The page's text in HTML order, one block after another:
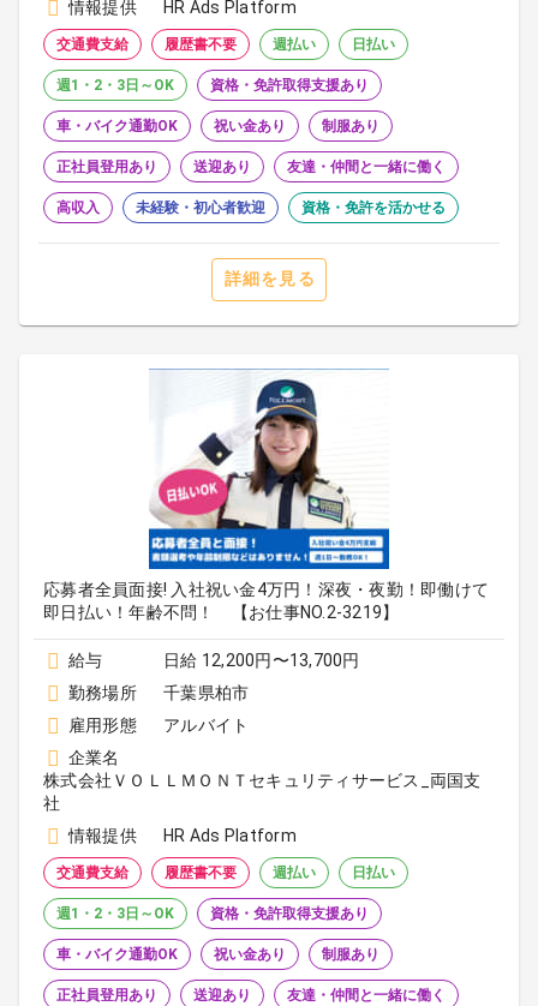
情報提供 HR Ads Platform
交通費支給 履歴書不要 週払い 日払い
週1・2・3日～OK 資格・免許取得支援あり
車・バイク通勤OK 祝い金あり 制服あり
正社員登用あり 送迎あり 友達・仲間と一緒に働く
高収入 未経験・初心者歓迎 資格・免許を活かせる
詳細を見る
応募者全員面接! 入社祝い金4万円！深夜・夜勤！即働けて
即日払い！年齢不問！ 【お仕事NO.2-3219】
給与
日給 12,200円〜13,700円
勤務場所
千葉県柏市
雇用形態
アルバイト
企業名
株式会社ＶＯＬＬＭＯＮＴセキュリティサービス_両国支
社
情報提供
HR Ads Platform
交通費支給 履歴書不要 週払い 日払い
週1・2・3日～OK 資格・免許取得支援あり
車・バイク通勤OK 祝い金あり 制服あり
正社員登用あり 送迎あり 友達・仲間と一緒に働く